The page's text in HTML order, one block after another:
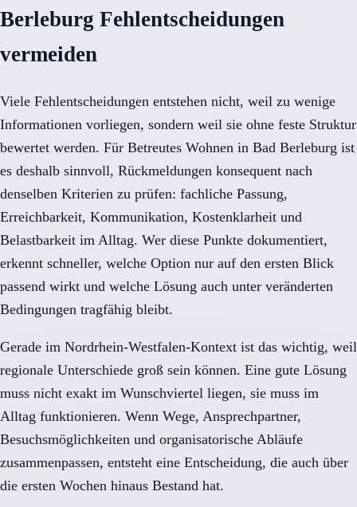
Berleburg Fehlentscheidungen
vermeiden
Viele Fehlentscheidungen entstehen nicht, weil zu wenige
Informationen vorliegen, sondern weil sie ohne feste Struktur
bewertet werden. Für Betreutes Wohnen in Bad Berleburg ist
es deshalb sinnvoll, Rückmeldungen konsequent nach
denselben Kriterien zu prüfen: fachliche Passung,
Erreichbarkeit, Kommunikation, Kostenklarheit und
Belastbarkeit im Alltag. Wer diese Punkte dokumentiert,
erkennt schneller, welche Option nur auf den ersten Blick
passend wirkt und welche Lösung auch unter veränderten
Bedingungen tragfähig bleibt.
Gerade im Nordrhein-Westfalen-Kontext ist das wichtig, weil
regionale Unterschiede groß sein können. Eine gute Lösung
muss nicht exakt im Wunschviertel liegen, sie muss im
Alltag funktionieren. Wenn Wege, Ansprechpartner,
Besuchsmöglichkeiten und organisatorische Abläufe
zusammenpassen, entsteht eine Entscheidung, die auch über
die ersten Wochen hinaus Bestand hat.